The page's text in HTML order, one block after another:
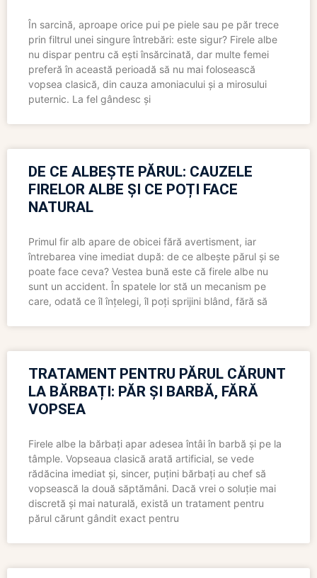
În sarcină, aproape orice pui pe piele sau pe păr trece
prin filtrul unei singure întrebări: este sigur? Firele albe
nu dispar pentru că ești însărcinată, dar multe femei
preferă în această perioadă să nu mai folosească
vopsea clasică, din cauza amoniacului și a mirosului
puternic. La fel gândesc și
DE CE ALBEȘTE PĂRUL: CAUZELE
FIRELOR ALBE ȘI CE POȚI FACE
NATURAL
Primul fir alb apare de obicei fără avertisment, iar
întrebarea vine imediat după: de ce albește părul și se
poate face ceva? Vestea bună este că firele albe nu
sunt un accident. În spatele lor stă un mecanism pe
care, odată ce îl înțelegi, îl poți sprijini blând, fără să
TRATAMENT PENTRU PĂRUL CĂRUNT
LA BĂRBAȚI: PĂR ȘI BARBĂ, FĂRĂ
VOPSEA
Firele albe la bărbați apar adesea întâi în barbă și pe la
tâmple. Vopseaua clasică arată artificial, se vede
rădăcina imediat și, sincer, puțini bărbați au chef să
vopsească la două săptămâni. Dacă vrei o soluție mai
discretă și mai naturală, există un tratament pentru
părul cărunt gândit exact pentru